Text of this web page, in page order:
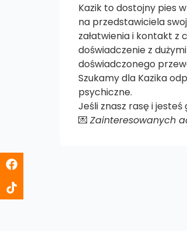
Kazik to dostojny pies
na przedstawiciela
załatwienia i kontakt z
doświadczenie z
doświadczonego
Szukamy dla Kazika
psychiczne.
Jeśli znasz rasę i
💌 Zainteresowanych